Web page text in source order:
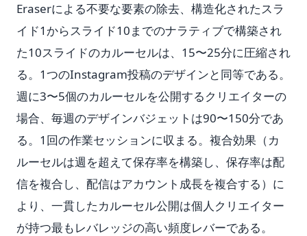
Eraserによる不要な要素の除去、構造化されたスラ
イド1からスライド10までのナラティブで構築され
た10スライドのカルーセルは、15〜25分に圧縮され
る。1つのInstagram投稿のデザインと同等である。
週に3〜5個のカルーセルを公開するクリエイターの
場合、毎週のデザインバジェットは90〜150分であ
る。1回の作業セッションに収まる。複合効果（カ
ルーセルは週を超えて保存率を構築し、保存率は配
信を複合し、配信はアカウント成長を複合する）に
より、一貫したカルーセル公開は個人クリエイター
が持つ最もレバレッジの高い頻度レバーである。